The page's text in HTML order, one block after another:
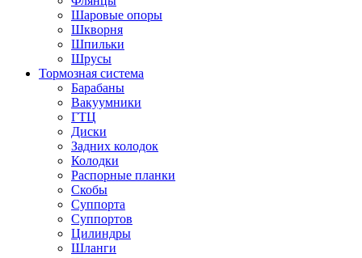
Шаровые опоры
Шкворня
Шпильки
Шрусы
Тормозная система
Барабаны
Вакуумники
ГТЦ
Диски
Задних колодок
Колодки
Распорные планки
Скобы
Суппорта
Суппортов
Цилиндры
Шланги